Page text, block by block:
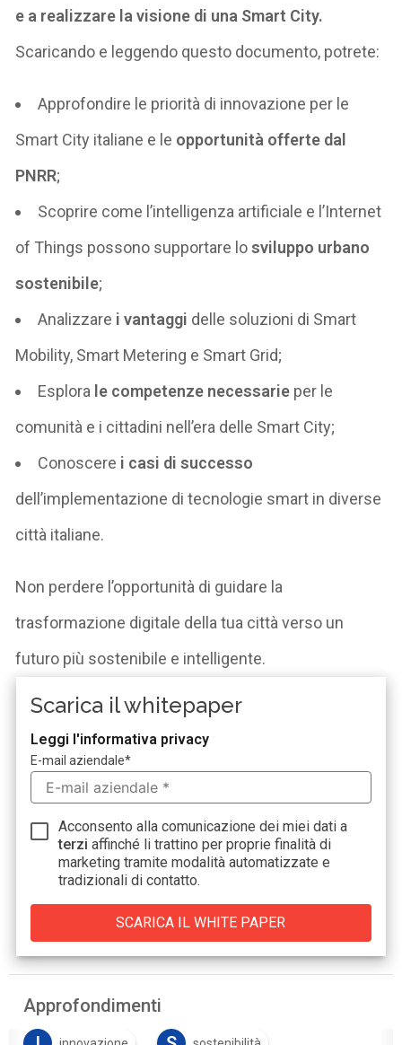
e a realizzare la visione di una Smart City.
Scaricando e leggendo questo documento, potrete:
Approfondire le priorità di innovazione per le
Smart City italiane e le opportunità offerte dal
PNRR;
Scoprire come l’intelligenza artificiale e l’Internet
of Things possono supportare losviluppo urbano
sostenibile;
Analizzare i vantaggi delle soluzioni di Smart
Mobility, Smart Metering e Smart Grid;
Esplora le competenze necessarie per le
comunità e i cittadini nell’era delle Smart City;
Conoscere i casi di successo
dell’implementazione di tecnologie smart in diverse
città italiane.
Non perdere l’opportunità di guidare la
trasformazione digitale della tua città verso un
futuro più sostenibile e intelligente.
Scarica il whitepaper
Leggi l'informativa privacy
E-mail aziendale*
Acconsento alla comunicazione dei miei dati a
terzi affinché li trattino per proprie finalità di
marketing tramite modalità automatizzate e
tradizionali di contatto.
Approfondimenti